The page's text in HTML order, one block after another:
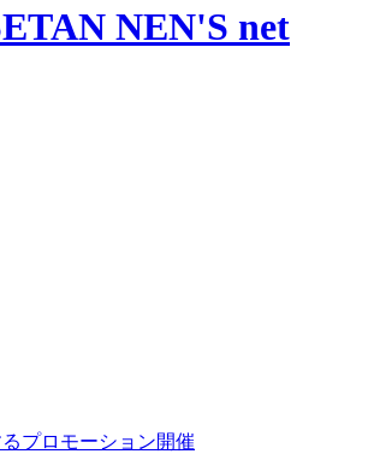
NEN'S net
プロモーション開催